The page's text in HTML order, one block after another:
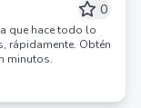
0
que hace todo lo
rápidamente. Obtén
minutos.